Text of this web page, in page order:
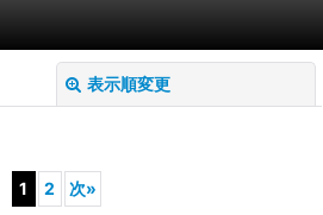
表示順変更
1 2 次»